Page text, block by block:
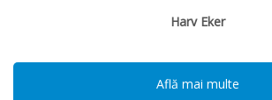
Harv Eker
Află mai multe